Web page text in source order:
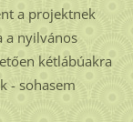
a projektnek
a nyilvános
kétlábúakra
- sohasem